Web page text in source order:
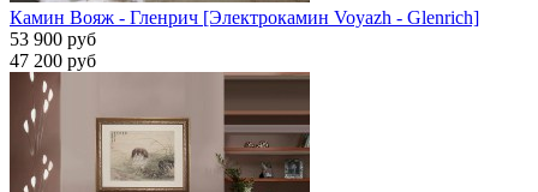
Камин Вояж - Гленрич [Электрокамин Voyazh - Glenrich]
53 900 руб
47 200 руб